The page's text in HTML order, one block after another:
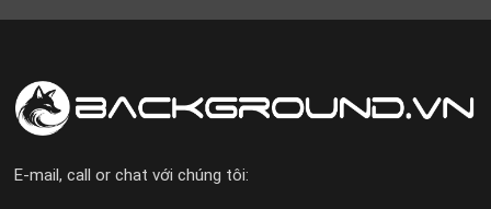
E-mail, call or chat với chúng tôi: